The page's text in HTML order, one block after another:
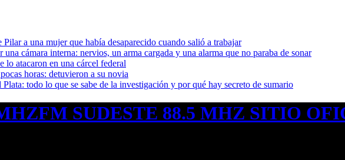
a una mujer que había desaparecido cuando salió a trabajar
cámara interna: nervios, un arma cargada y una alarma que no paraba de sonar
atacaron en una cárcel federal
horas: detuvieron a su novia
todo lo que se sabe de la investigación y por qué hay secreto de sumario
FM SUDESTE 88.5 MHZ SITIO